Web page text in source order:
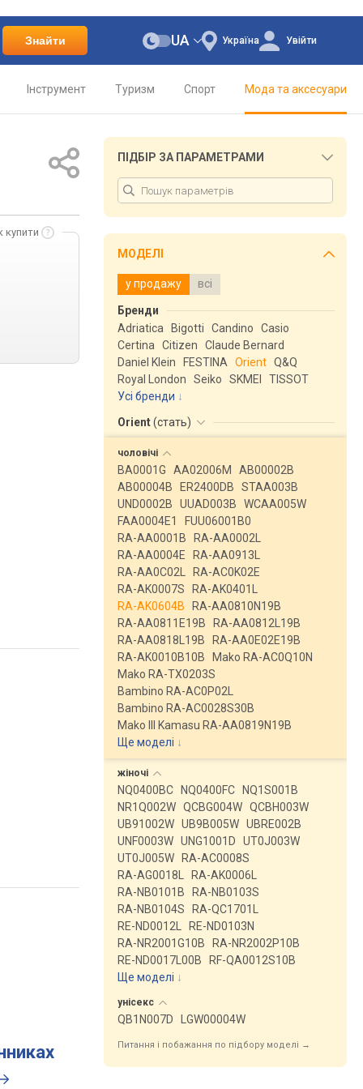
Знайти Україна
UA Увійти
Інструмент Туризм Спорт Мода та аксесуари
купити
ПІДБІР ЗА ПАРАМЕТРАМИ
МОДЕЛІ
у продажу всі
Бренди
Adriatica
Bigotti Candino
Casio
Certina
Citizen
Claude Bernard
Daniel Klein
FESTINA Orient Q&Q
Royal London
Seiko SKMEI
TISSOT
Усі бренди
Orient(стать)
чоловічі
BA0001G AA02006M
AB00002B
AB00004B
ER2400DB
STAA003B
UND0002B
UUAD003B
WCAA005W
FAA0004E1
FUU06001B0
RA-AA0001B
RA-AA0002L
RA-AA0004E
RA-AA0913L
RA-AA0C02L
RA-AC0K02E
RA-AK0007S
RA-AK0401L
RA-AK0604B
RA-AA0810N19B
RA-AA0811E19B
RA-AA0812L19B
RA-AA0818L19B
RA-AA0E02E19B
RA-AK0010B10B
Mako RA-AC0Q10N
Mako RA-TX0203S
Bambino RA-AC0P02L
Bambino RA-AC0028S30B
Mako III Kamasu RA-AA0819N19B
Ще моделі ↓
жіночі
NQ0400BC NQ0400FC
NQ1S001B
NR1Q002W QCBG004W QCBH003W
UB91002W UB9B005W UBRE002B
UNF0003W UNG1001D
UT0J003W
UT0J005W
RA-AC0008S
RA-AG0018L
RA-AK0006L
RA-NB0101B
RA-NB0103S
RA-NB0104S
RA-QC1701L
RE-ND0012L
RE-ND0103N
RA-NR2001G10B
RA-NR2002P10B
RE-ND0017L00B
RF-QA0012S10B
Ще моделі ↓
унісекс
QB1N007D LGW00004W
Питання і побажання по підбору моделі →